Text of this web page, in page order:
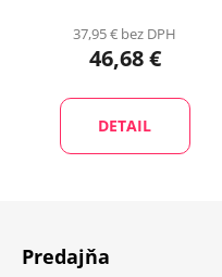
37,95 € bez DPH
46,68 €
DETAIL
Predajňa